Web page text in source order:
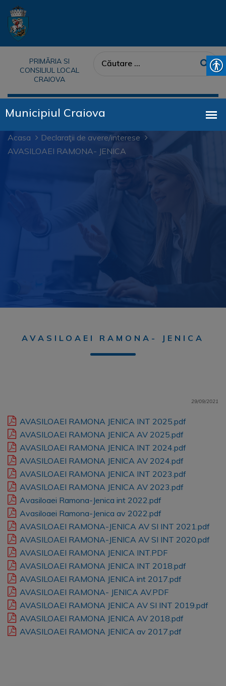
PRIMĂRIA SI
CONSILIUL LOCAL
CRAIOVA
Acasa
Declaraţii de avere/interese
AVASILOAEI RAMONA- JENICA
AVASILOAEI RAMONA- JENICA
29/09/2021
AVASILOAEI RAMONA JENICA INT 2025.pdf
AVASILOAEI RAMONA JENICA AV 2025.pdf
AVASILOAEI RAMONA JENICA INT 2024.pdf
AVASILOAEI RAMONA JENICA AV 2024.pdf
AVASILOAEI RAMONA JENICA INT 2023.pdf
AVASILOAEI RAMONA JENICA AV 2023.pdf
Avasiloaei Ramona-Jenica int 2022.pdf
Avasiloaei Ramona-Jenica av 2022.pdf
AVASILOAEI RAMONA-JENICA AV SI INT 2021.pdf
AVASILOAEI RAMONA-JENICA AV SI INT 2020.pdf
AVASILOAEI RAMONA JENICA INT.PDF
AVASILOAEI RAMONA JENICA INT 2018.pdf
AVASILOAEI RAMONA JENICA int 2017.pdf
AVASILOAEI RAMONA- JENICA AV.PDF
AVASILOAEI RAMONA JENICA AV SI INT 2019.pdf
AVASILOAEI RAMONA JENICA AV 2018.pdf
AVASILOAEI RAMONA JENICA av 2017.pdf